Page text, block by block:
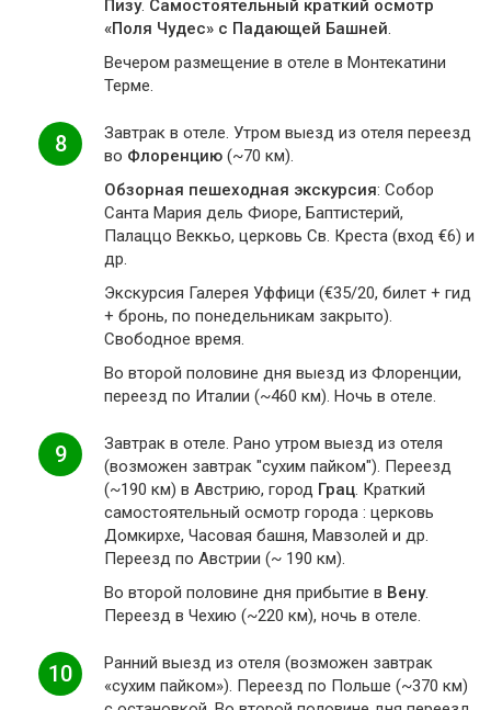
Пизу. Самостоятельный краткий осмотр
«Поля Чудес» с Падающей Башней.
Вечером размещение в отеле в Монтекатини
Терме.
8
Завтрак в отеле. Утром выезд из отеля переезд
во Флоренцию (~70 км).
Обзорная пешеходная экскурсия: Собор
Санта Мария дель Фиоре, Баптистерий,
Палаццо Веккьо, церковь Св. Креста (вход €6) и
др.
Экскурсия Галерея Уффици (€35/20, билет + гид
+ бронь, по понедельникам закрыто).
Свободное время.
Во второй половине дня выезд из Флоренции,
переезд по Италии (~460 км). Ночь в отеле.
9
Завтрак в отеле. Рано утром выезд из отеля
(возможен завтрак "сухим пайком"). Переезд
(~190 км) в Австрию, город Грац. Краткий
самостоятельный осмотр города : церковь
Домкирхе, Часовая башня, Мавзолей и др.
Переезд по Австрии (~ 190 км).
Во второй половине дня прибытие в Вену.
Переезд в Чехию (~220 км), ночь в отеле.
10
Ранний выезд из отеля (возможен завтрак
«сухим пайком»). Переезд по Польше (~370 км)